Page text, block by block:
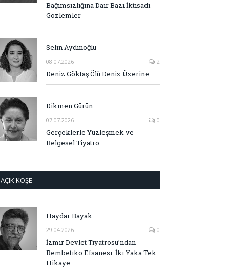
Bağımsızlığına Dair Bazı İktisadi
Gözlemler
Selin Aydınoğlu
08.07.2026 2
Deniz Göktaş Ölü Deniz Üzerine
Dikmen Gürün
07.07.2026 0
Gerçeklerle Yüzleşmek ve
Belgesel Tiyatro
AÇIK KÖŞE
Haydar Bayak
29.04.2026 0
İzmir Devlet Tiyatrosu’ndan
Rembetiko Efsanesi: İki Yaka Tek
Hikaye